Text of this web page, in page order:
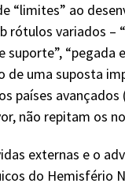
“limites” ao
rótulos variados –
“pegada
de uma suposta
países avançados
não repitam os
externas e o
do Hemisfério